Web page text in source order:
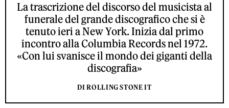
La trascrizione del discorso del musicista al
funerale del grande discografico che si è
tenuto ieri a New York. Inizia dal primo
incontro alla Columbia Records nel 1972.
«Con lui svanisce il mondo dei giganti della
discografia»
DI ROLLING STONE IT